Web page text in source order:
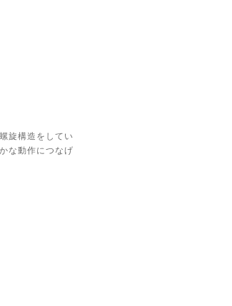
旋構造をしてい
な動作につなげ